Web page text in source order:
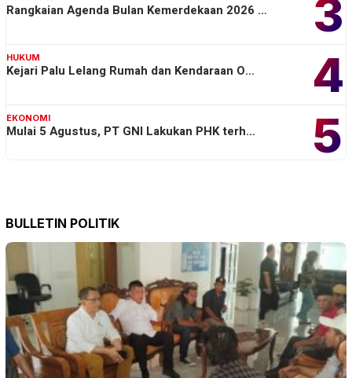
3
Rangkaian Agenda Bulan Kemerdekaan 2026 …
4
HUKUM
Kejari Palu Lelang Rumah dan Kendaraan O…
5
EKONOMI
Mulai 5 Agustus, PT GNI Lakukan PHK terh…
BULLETIN POLITIK